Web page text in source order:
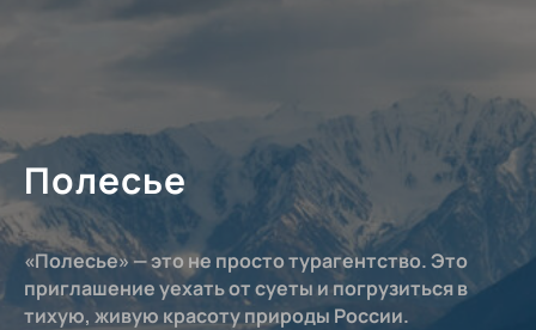
Полесье
«Полесье» — это не просто турагентство. Это
приглашение уехать от суеты и погрузиться в
тихую, живую красоту природы России.